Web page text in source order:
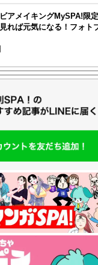
アメイキングMySPA!限
れば元気になる！フォト